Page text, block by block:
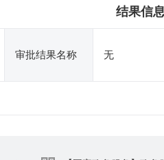
结果信
审批结果名称 无